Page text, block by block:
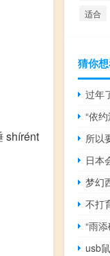
shírént
适合
猜你
过年
“依
所以
日本
梦幻
不打
“雨